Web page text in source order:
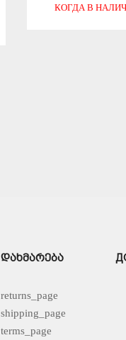
КОГДА В
ᲓᲐᲮᲛᲐᲠᲔᲑᲐ
returns_page
shipping_page
terms_page